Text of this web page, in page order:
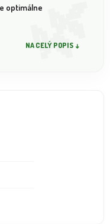
optimálne
NA CELÝ POPIS ↓